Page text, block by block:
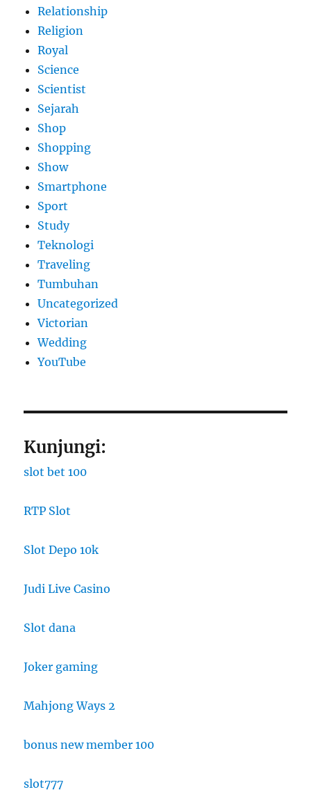
Relationship
Religion
Royal
Science
Scientist
Sejarah
Shop
Shopping
Show
Smartphone
Sport
Study
Teknologi
Traveling
Tumbuhan
Uncategorized
Victorian
Wedding
YouTube
Kunjungi:
slot bet 100
RTP Slot
Slot Depo 10k
Judi Live Casino
Slot dana
Joker gaming
Mahjong Ways 2
bonus new member 100
slot777